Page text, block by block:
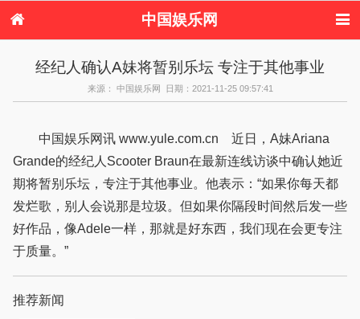
中国娱乐网
港台娱乐
日本娱乐 韩国娱乐
欧美娱乐
音乐新闻 影视新闻
内地明星八卦
八卦
经纪人确认A妹将暂别乐坛 专注于其他事业
来源： 中国娱乐网 日期：2021-11-25 09:57:41
中国娱乐网讯 www.yule.com.cn 近日，A妹Ariana
Grande的经纪人Scooter Braun在最新连线访谈中确认她近
期将暂别乐坛，专注于其他事业。他表示：“如果你每天都
发烂歌，别人会说那是垃圾。但如果你隔段时间然后发一些
好作品，像Adele一样，那就是好东西，我们现在会更专注
于质量。”
推荐新闻